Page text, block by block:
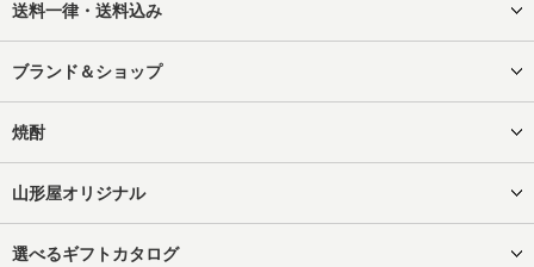
送料一律・送料込み
ブランド＆ショップ
焼酎
山形屋オリジナル
選べるギフトカタログ